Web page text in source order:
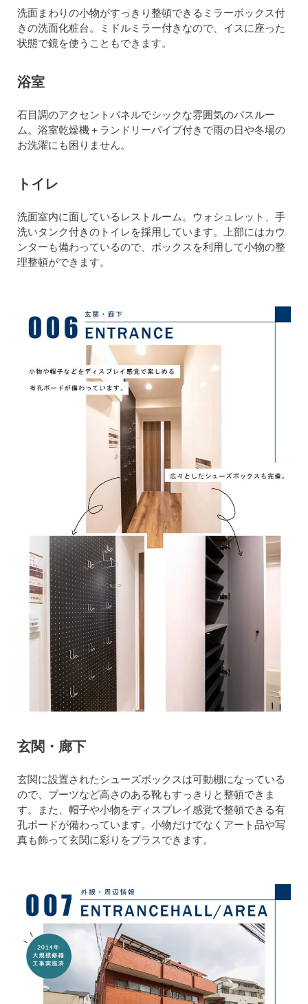
洗面まわりの小物がすっきり整頓できるミラーボックス付
きの洗面化粧台。ミドルミラー付きなので、イスに座った
状態で鏡を使うこともできます。
浴室
石目調のアクセントパネルでシックな雰囲気のバスルー
ム。浴室乾燥機＋ランドリーパイプ付きで雨の日や冬場の
お洗濯にも困りません。
トイレ
洗面室内に面しているレストルーム。ウォシュレット、手
洗いタンク付きのトイレを採用しています。上部にはカウ
ンターも備わっているので、ボックスを利用して小物の整
理整頓ができます。
玄関・廊下
玄関に設置されたシューズボックスは可動棚になっている
ので、ブーツなど高さのある靴もすっきりと整頓できま
す。また、帽子や小物をディスプレイ感覚で整頓できる有
孔ボードが備わっています。小物だけでなくアート品や写
真も飾って玄関に彩りをプラスできます。